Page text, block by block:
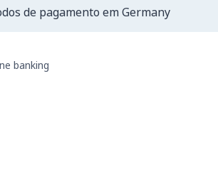
de pagamento em Germany
banking